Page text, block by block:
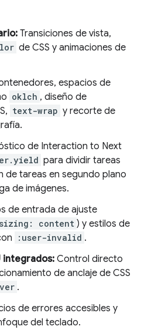
Transiciones de vista,
de CSS y animaciones de
espacios de
oklch , diseño de
text-wrap y recorte de
de Interaction to Next
para dividir tareas
de tareas en segundo plano
de imágenes.
de entrada de ajuste
content ) y estilos de
:user-invalid .
integrados: Control directo
de anclaje de CSS
.
de errores accesibles y
del teclado.